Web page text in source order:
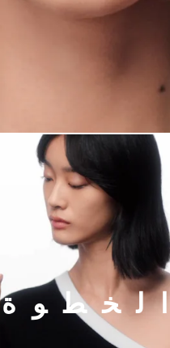
الخطوة